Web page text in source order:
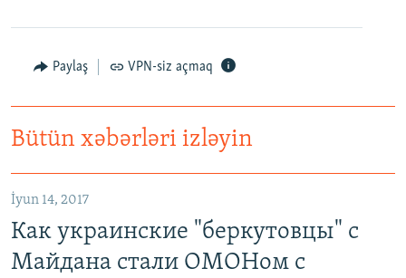
Paylaş VPN-siz açmaq
Bütün xəbərləri izləyin
İyun 14, 2017
Как украинские "беркутовцы" с
Майдана стали ОМОНом с